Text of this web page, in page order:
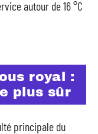
autour de 16 °C
royal :
plus sûr
principale du